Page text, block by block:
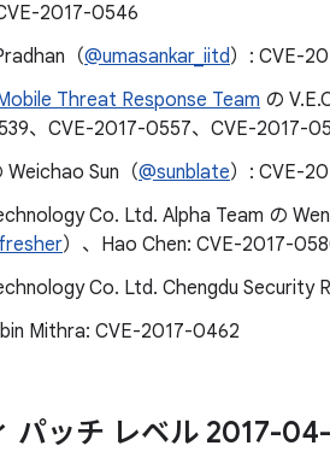
2017-0546
（@umasankar_iitd）: CVE-
Threat Response Team の
、CVE-2017-0557、CVE-2017-
Weichao Sun（@sunblate）: CVE-
Co. Ltd. Alpha Team の
）、Hao Chen: CVE-2017-
Co. Ltd. Chengdu Security
Mithra: CVE-2017-0462
パッチ レベル 2017-